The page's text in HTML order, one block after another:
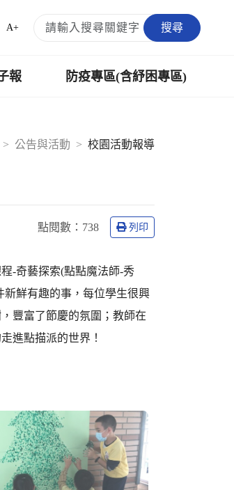
A+ 搜尋
報 防疫專區(含紓困專區)
公告與活動 校園活動報導
點閱數： 738 列印
-奇藝探索(點點魔法師-秀
鮮有趣的事，每位學生很興
豐富了節慶的氛圍；教師在
進點描派的世界！